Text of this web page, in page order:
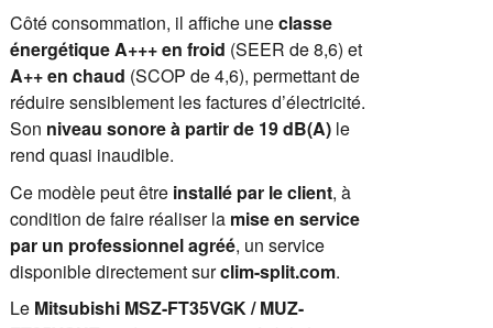
Côté consommation, il affiche uneclasse
énergétique A+++ en froid (SEER de 8,6) et
A++ en chaud (SCOP de 4,6), permettant de
réduire sensiblement les factures d’électricité.
Son niveau sonore à partir de 19 dB(A) le
rend quasi inaudible.
Ce modèle peut être installé par le client, à
condition de faire réaliser la mise en service
par un professionnel agréé, un service
disponible directement surclim-split.com.
Le Mitsubishi MSZ-FT35VGK / MUZ-